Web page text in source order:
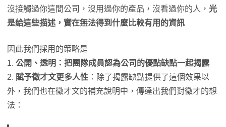
沒接觸過你這間公司，沒用過你的產品，沒看過你的人， 光
是給這些描述，實在無法得到什麼比較有用的資訊
因此我們採用的策略是
1. 公開、透明：把團隊成員認為公司的優點缺點一起揭露
2. 賦予徵才文更多人性 ：除了揭露缺點提供了這個效果以
外，我們也在徵才文的補充說明中，傳達出我們對徵才的想
法：